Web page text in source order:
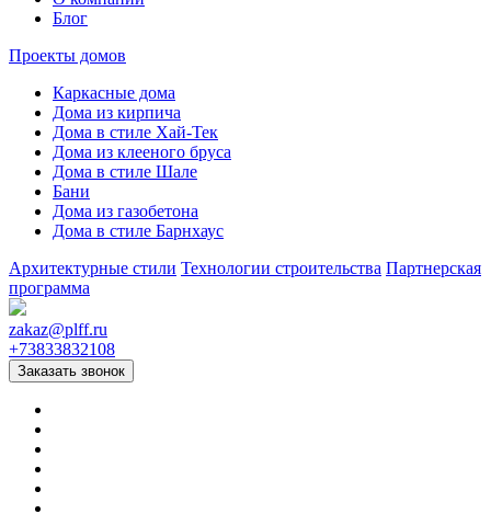
Блог
Проекты домов
Каркасные дома
Дома из кирпича
Дома в стиле Хай-Тек
Дома из клееного бруса
Дома в стиле Шале
Бани
Дома из газобетона
Дома в стиле Барнхаус
Архитектурные стили Технологии строительства Партнерская
программа
zakaz@plff.ru
+73833832108
Заказать звонок